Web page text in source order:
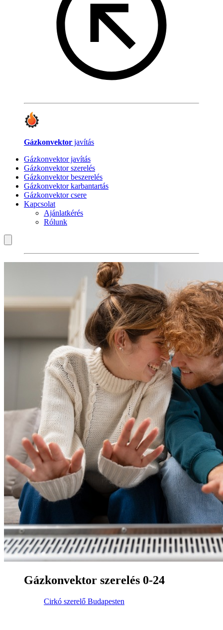
Gázkonvektor javítás
Gázkonvektor javítás
Gázkonvektor szerelés
Gázkonvektor beszerelés
Gázkonvektor karbantartás
Gázkonvektor csere
Kapcsolat
Ajánlatkérés
Rólunk
Gázkonvektor szerelés 0-24
Cirkó szerelő Budapesten